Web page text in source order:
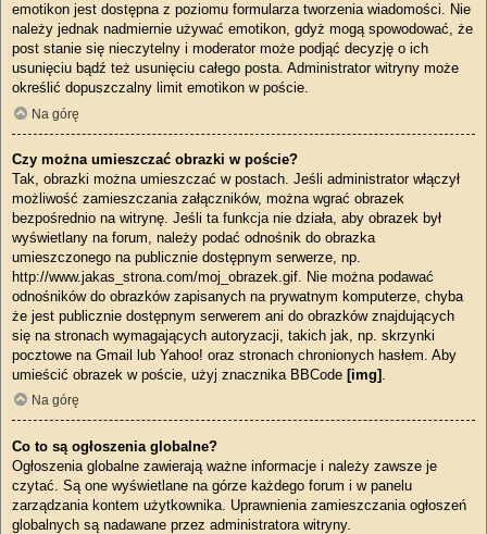
emotikon jest dostępna z poziomu formularza tworzenia wiadomości. Nie
należy jednak nadmiernie używać emotikon, gdyż mogą spowodować, że
post stanie się nieczytelny i moderator może podjąć decyzję o ich
usunięciu bądź też usunięciu całego posta. Administrator witryny może
określić dopuszczalny limit emotikon w poście.
Na górę
Czy można umieszczać obrazki w poście?
Tak, obrazki można umieszczać w postach. Jeśli administrator włączył
możliwość zamieszczania załączników, można wgrać obrazek
bezpośrednio na witrynę. Jeśli ta funkcja nie działa, aby obrazek był
wyświetlany na forum, należy podać odnośnik do obrazka
umieszczonego na publicznie dostępnym serwerze, np.
http://www.jakas_strona.com/moj_obrazek.gif. Nie można podawać
odnośników do obrazków zapisanych na prywatnym komputerze, chyba
że jest publicznie dostępnym serwerem ani do obrazków znajdujących
się na stronach wymagających autoryzacji, takich jak, np. skrzynki
pocztowe na Gmail lub Yahoo! oraz stronach chronionych hasłem. Aby
umieścić obrazek w poście, użyj znacznika BBCode [img]
Na górę
Co to są ogłoszenia globalne?
Ogłoszenia globalne zawierają ważne informacje i należy zawsze je
czytać. Są one wyświetlane na górze każdego forum i w panelu
zarządzania kontem użytkownika. Uprawnienia zamieszczania ogłoszeń
globalnych są nadawane przez administratora witryny.